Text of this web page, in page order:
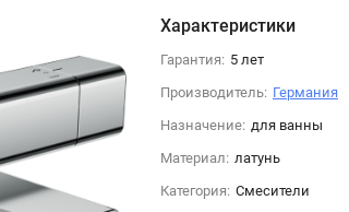
Характеристики
Гарантия: 5 лет
Производитель: Германия
Назначение: для ванны
Материал: латунь
Категория: Смесители